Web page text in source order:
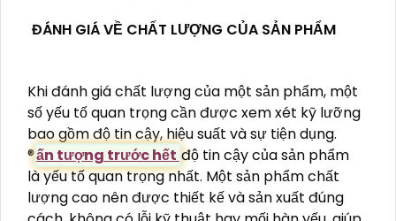
ĐÁNH GIÁ VỀ CHẤT LƯỢNG CỦA SẢN PHẨM
Khi đánh giá chất lượng của một sản phẩm, một
số yếu tố quan trọng cần được xem xét kỹ lưỡng
bao gồm độ tin cậy, hiệu suất và sự tiện dụng.
®️ấn tượng trước hết độ tin cậy của sản phẩm
là yếu tố quan trọng nhất. Một sản phẩm chất
lượng cao nên được thiết kế và sản xuất đúng